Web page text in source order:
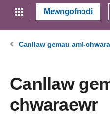
Mewngofnodi
Canllaw gemau aml-
Canllaw
chwaraewr